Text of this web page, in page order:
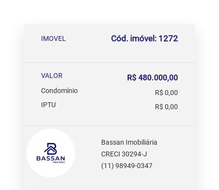
IMOVEL Cód. imóvel: 1272
VALOR R$ 480.000,00
Condomínio
R$ 0,00
IPTU
R$ 0,00
Bassan Imobiliária
CRECI 30294-J
(11) 98949-0347